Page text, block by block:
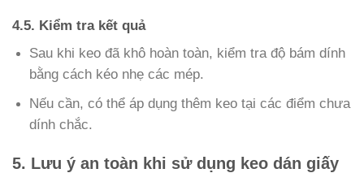
4.5. Kiểm tra kết quả
Sau khi keo đã khô hoàn toàn, kiểm tra độ bám dính
bằng cách kéo nhẹ các mép.
Nếu cần, có thể áp dụng thêm keo tại các điểm chưa
dính chắc.
5. Lưu ý an toàn khi sử dụng keo dán giấy